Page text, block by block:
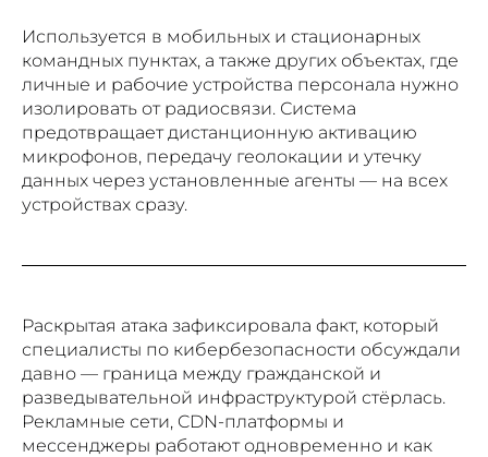
Используется в мобильных и стационарных
командных пунктах, а также других объектах, где
личные и рабочие устройства персонала нужно
изолировать от радиосвязи. Система
предотвращает дистанционную активацию
микрофонов, передачу геолокации и утечку
данных через установленные агенты — на всех
устройствах сразу.
Раскрытая атака зафиксировала факт, который
специалисты по кибербезопасности обсуждали
давно — граница между гражданской и
разведывательной инфраструктурой стёрлась.
Рекламные сети, CDN-платформы и
мессенджеры работают одновременно и как
Подписаться
Нажимая на кнопку «Подписаться», вы даете
согласие на обработку персональных данных
в соответствии сПолитикой
конфиденциальности
МАГАЗИН